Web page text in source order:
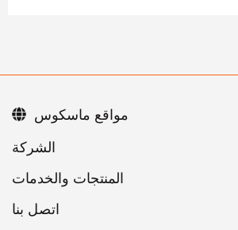
اتصل بنا
مواقع ماسكوس